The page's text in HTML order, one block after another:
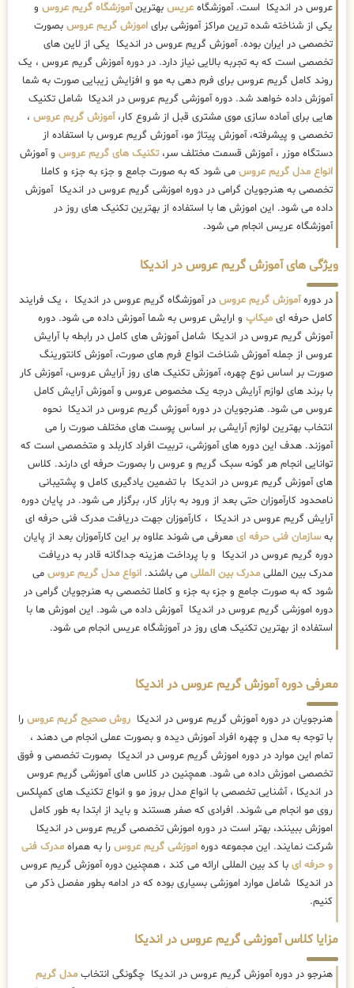
عروس در اندیکا است. آموزشگاه عریس بهترینآموزشگاه گریم عروس و
یکی از شناخته شده ترین مراکز آموزشی برای اموزش گریم عروس بصورت
تخصصی در ایران بوده. آموزش گریم عروس در اندیکا یکی از لاین های
تخصصی است که به تجربه بالایی نیاز دارد. در دوره آموزش گریم عروس ، یک
روند کامل گریم عروس برای فرم دهی به مو و افزایش زیبایی صورت به شما
آموزش داده خواهد شد. دوره آموزشی گریم عروس در اندیکا شامل تکنیک
هایی برای آماده سازی موی مشتری قبل از شروع کار،آموزش گریم عروس ،
تخصصی و پیشرفته، آموزش پیتاژ مو، آموزش گریم عروس با استفاده از
دستگاه موزر ، آموزش قسمت مختلف سر،تکنیک های گریم عروس و آموزش
انواع مدل گریم عروس می شود که به صورت جامع و جزء به جزء و کاملا
تخصصی به هنرجویان گرامی در دوره اموزشی گریم عروس در اندیکا آموزش
داده می شود. این اموزش ها با استفاده از بهترین تکنیک های روز در
آموزشگاه عریس انجام می شود.
ویژگی های آموزش گریم عروس در اندیکا
در دورهآموزش گریم عروس در آموزشگاه گریم عروس در اندیکا ، یک فرایند
کامل حرفه ای میکاپ و ارایش عروس به شما آموزش داده می شود. دوره
آموزش گریم عروس در اندیکا شامل آموزش های کامل در رابطه با آرایش
عروس از جمله آموزش شناخت انواع فرم های صورت، آموزش کانتورینگ
صورت بر اساس نوع چهره، آموزش تکنیک های روز آرایش عروس، آموزش کار
با برند های لوازم آرایش درجه یک مخصوص عروس و آموزش آرایش کامل
عروس می شود. هنرجویان در دوره آموزش گریم عروس در اندیکا نحوه
انتخاب بهترین لوازم آرایشی بر اساس پوست های مختلف صورت را می
آموزند. هدف این دوره های آموزشی، تربیت افراد کاربلد و متخصصی است که
توانایی انجام هر گونه سبک گریم و عروس را بصورت حرفه ای دارند. کلاس
های آموزش گریم عروس در اندیکا با تضمین یادگیری کامل و پشتیبانی
نامحدود کارآموزان حتی بعد از ورود به بازار کار، برگزار می شود. در پایان دوره
آرایش گریم عروس در اندیکا ، کارآموزان جهت دریافت مدرک فنی حرفه ای
بهسازمان فنی حرفه ای معرفی می شوند علاوه بر این کارآموزان بعد از پایان
دوره گریم عروس در اندیکا و با پرداخت هزینه جداگانه قادر به دریافت
مدرک بین المللی مدرک بین المللی می باشند. انواع مدل گریم عروس می
شود که به صورت جامع و جزء به جزء و کاملا تخصصی به هنرجویان گرامی در
دوره اموزشی گریم عروس در اندیکا آموزش داده می شود. این اموزش ها با
استفاده از بهترین تکنیک های روز در آموزشگاه عریس انجام می شود.
معرفی دوره آموزش گریم عروس در اندیکا
هنرجویان در دوره آموزش گریم عروس در اندیکا روش صحیح گریم عروس را
با توجه به مدل و چهره افراد آموزش دیده و بصورت عملی انجام می دهند ،
تمام این موارد در دوره اموزش گریم عروس در اندیکا بصورت تخصصی و فوق
تخصصی اموزش داده می شود. همچنین در کلاس های آموزشی گریم عروس
در اندیکا ، آشنایی تخصصی با انواع مدل بروز مو و انواع تکنیک های کمپلکس
روی مو انجام می شوند. افرادی که صفر هستند و باید از ابتدا به طور کامل
اموزش ببینند، بهتر است در دوره اموزش تخصصی گریم عروس در اندیکا
شرکت نمایند. این مجموعه دوره اموزشی گریم عروس را به همراه مدرک فنی
و حرفه ای با کد بین المللی ارائه می کند ، همچنین دوره آموزش گریم عروس
در اندیکا شامل موارد اموزشی بسیاری بوده که در ادامه بطور مفصل ذکر می
کنیم.
مزایا کلاس آموزشی گریم عروس در اندیکا
هنرجو در دوره آموزش گریم عروس در اندیکا چگونگی انتخاب مدل گریم